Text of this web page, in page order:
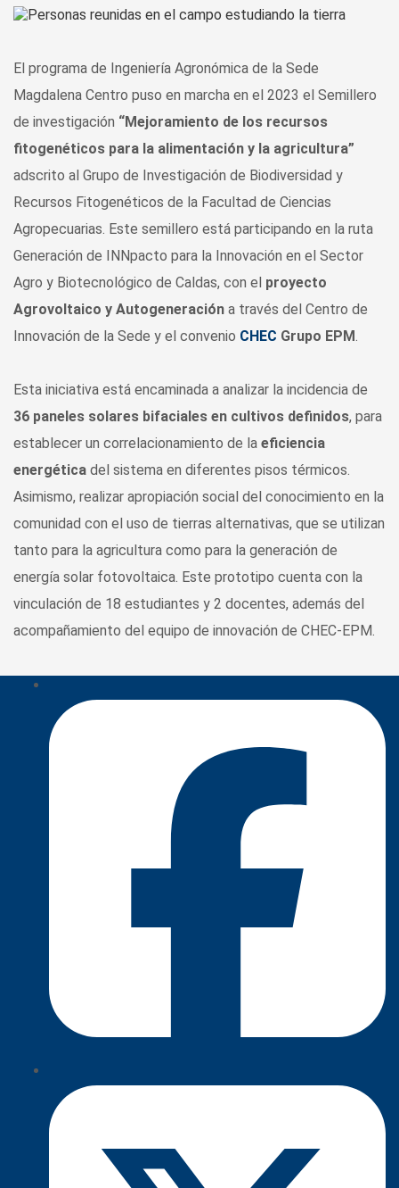
El programa de Ingeniería Agronómica de la Sede
Magdalena Centro puso en marcha en el 2023 el Semillero
de investigación “Mejoramiento de los recursos
fitogenéticos para la alimentación y la agricultura”
adscrito al Grupo de Investigación de Biodiversidad y
Recursos Fitogenéticos de la Facultad de Ciencias
Agropecuarias. Este semillero está participando en la ruta
Generación de INNpacto para la Innovación en el Sector
Agro y Biotecnológico de Caldas, con el proyecto
Agrovoltaico y Autogeneración a través del Centro de
Innovación de la Sede y el convenio CHEC Grupo EPM.
Esta iniciativa está encaminada a analizar la incidencia de
36 paneles solares bifaciales en cultivos definidos, para
establecer un correlacionamiento de la eficiencia
energética del sistema en diferentes pisos térmicos.
Asimismo, realizar apropiación social del conocimiento en la
comunidad con el uso de tierras alternativas, que se utilizan
tanto para la agricultura como para la generación de
energía solar fotovoltaica. Este prototipo cuenta con la
vinculación de 18 estudiantes y 2 docentes, además del
acompañamiento del equipo de innovación de CHEC-EPM.